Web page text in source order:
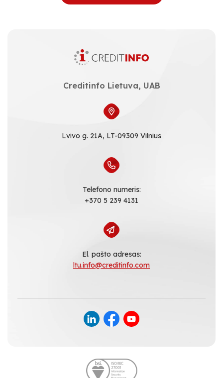
Creditinfo Lietuva, UAB
Lvivo g. 21A, LT-09309 Vilnius
Telefono numeris:
+370 5 239 4131
El. pašto adresas:
ltu.info@creditinfo.com